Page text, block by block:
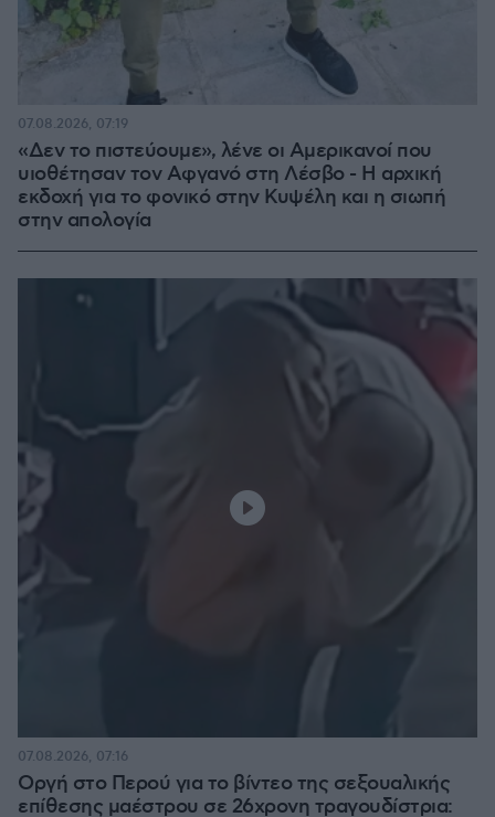
«Δεν το πιστεύουμε», λένε οι Αμερικανοί που
υιοθέτησαν τον Αφγανό στη Λέσβο - Η αρχική
εκδοχή για το φονικό στην Κυψέλη και η σιωπή
στην απολογία
07.08.2026, 07:19
Οργή στο Περού για το βίντεο της σεξουαλικής
επίθεσης μαέστρου σε 26χρονη τραγουδίστρια:
07.08.2026, 07:16